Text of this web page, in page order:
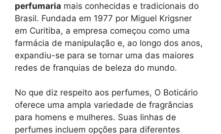
perfumaria mais conhecidas e tradicionais do
Brasil. Fundada em 1977 por Miguel Krigsner
em Curitiba, a empresa começou como uma
farmácia de manipulação e, ao longo dos anos,
expandiu-se para se tornar uma das maiores
redes de franquias de beleza do mundo.
No que diz respeito aos perfumes, O Boticário
oferece uma ampla variedade de fragrâncias
para homens e mulheres. Suas linhas de
perfumes incluem opções para diferentes